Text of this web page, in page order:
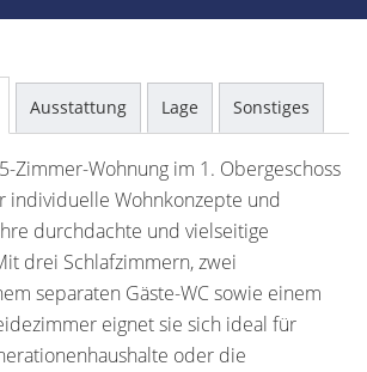
Ausstattung Lage Sonstiges
Zimmer-Wohnung im 1. Obergeschoss
individuelle Wohnkonzepte und
durchdachte und vielseitige
drei Schlafzimmern, zwei
separaten Gäste-WC sowie einem
eignet sie sich ideal für
oder die